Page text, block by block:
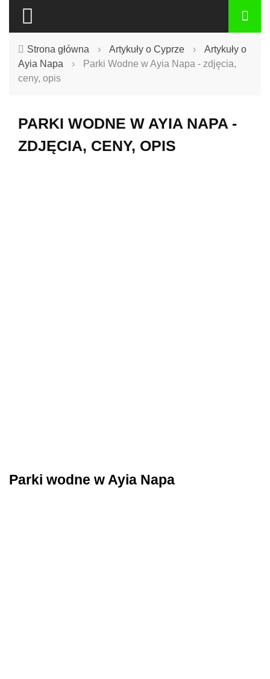
Strona główna › Artykuły o Cyprze ›
Artykuły o
Ayia Napa
›
Parki Wodne w Ayia Napa - zdjęcia,
ceny, opis
PARKI WODNE W AYIA NAPA -
ZDJĘCIA, CENY, OPIS
Parki wodne w Ayia Napa